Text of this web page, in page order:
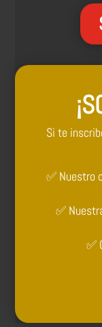
Si te
✅ Nuestro
✅
✅